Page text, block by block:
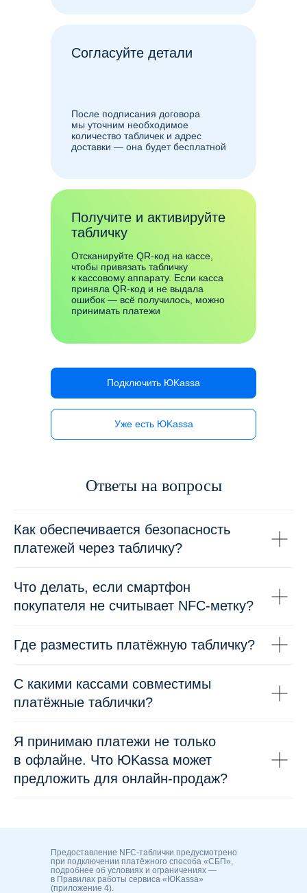
После подписания договора
мы уточним необходимое
количество табличек и адрес
доставки — она будет бесплатной
Согласуйте детали
Отсканируйте QR-код на кассе,
чтобы привязать табличку
к кассовому аппарату. Если касса
приняла QR-код и не выдала
ошибок — всё получилось, можно
принимать платежи
Получите и активируйте
табличку
Подключить ЮKassa
Уже есть ЮKassa
Ответы на вопросы
Как обеспечивается безопасность
платежей через табличку?
Что делать, если смартфон
покупателя не считывает NFC-метку?
Где разместить платёжную табличку?
С какими кассами совместимы
платёжные таблички?
Я принимаю платежи не только
в офлайне. Что ЮKassa может
предложить для онлайн-продаж?
Предоставление NFC-таблички предусмотрено
при подключении платёжного способа «СБП»,
подробнее об условиях и ограничениях —
в Правилах работы сервиса «ЮKassa»
(приложение 4).